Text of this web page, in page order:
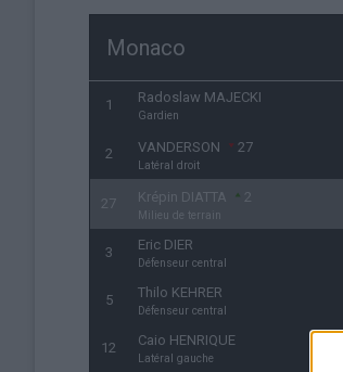
Monaco
1 Radoslaw MAJECKI
Gardien
2 VANDERSON 27
Latéral droit
27 Krépin DIATTA 2
Milieu de terrain
3 Eric DIER
Défenseur central
5 Thilo KEHRER
Défenseur central
12 Caio HENRIQUE
Latéral gauche